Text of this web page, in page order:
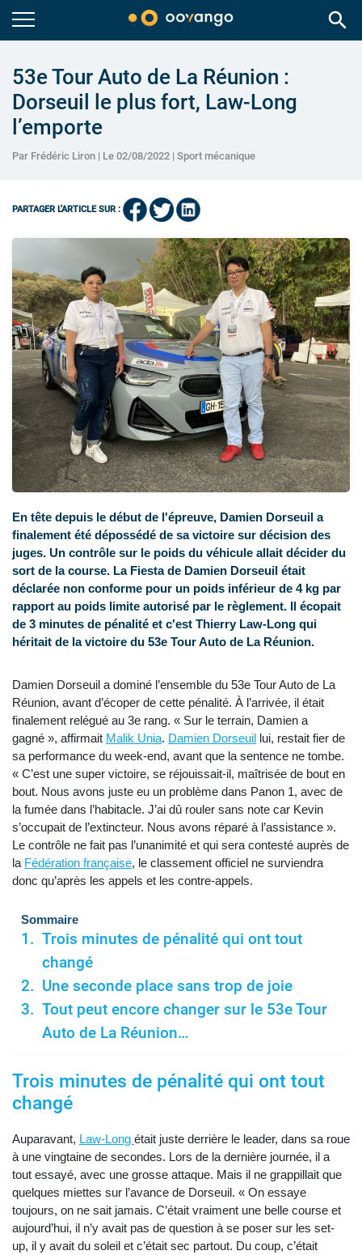
search
53e Tour Auto de La Réunion :
Dorseuil le plus fort, Law-Long
l’emporte
Par Frédéric Liron | Le 02/08/2022 | Sport mécanique
PARTAGER L'ARTICLE SUR :
En tête depuis le début de l'épreuve, Damien Dorseuil a
finalement été dépossédé de sa victoire sur décision des
juges. Un contrôle sur le poids du véhicule allait décider du
sort de la course. La Fiesta de Damien Dorseuil était
déclarée non conforme pour un poids inférieur de 4 kg par
rapport au poids limite autorisé par le règlement. Il écopait
de 3 minutes de pénalité et c'est Thierry Law-Long qui
héritait de la victoire du 53e Tour Auto de La Réunion.
Damien Dorseuil a dominé l’ensemble du 53e Tour Auto de La
Réunion, avant d’écoper de cette pénalité. À l’arrivée, il était
finalement relégué au 3e rang. « Sur le terrain, Damien a
gagné », affirmait Malik Unia. Damien Dorseuil lui, restait fier de
sa performance du week-end, avant que la sentence ne tombe.
« C’est une super victoire, se réjouissait-il, maîtrisée de bout en
bout. Nous avons juste eu un problème dans Panon 1, avec de
la fumée dans l’habitacle. J’ai dû rouler sans note car Kevin
s’occupait de l’extincteur. Nous avons réparé à l’assistance ».
Le contrôle ne fait pas l’unanimité et qui sera contesté auprès de
la Fédération française, le classement officiel ne surviendra
donc qu’après les appels et les contre-appels.
Sommaire
Trois minutes de pénalité qui ont tout
changé
Une seconde place sans trop de joie
Tout peut encore changer sur le 53e Tour
Auto de La Réunion…
Trois minutes de pénalité qui ont tout
changé
Auparavant, Law-Long était juste derrière le leader, dans sa roue
à une vingtaine de secondes. Lors de la dernière journée, il a
tout essayé, avec une grosse attaque. Mais il ne grappillait que
quelques miettes sur l’avance de Dorseuil. « On essaye
toujours, on ne sait jamais. C’était vraiment une belle course et
aujourd’hui, il n’y avait pas de question à se poser sur les set-
up, il y avait du soleil et c’était sec partout. Du coup, c’était